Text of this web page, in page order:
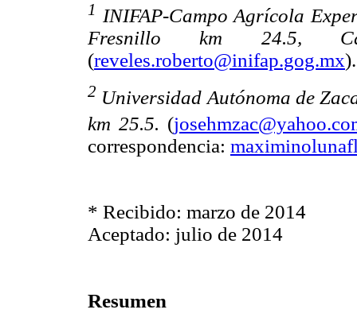
1 INIFAP-Campo Agrícola
Fresnillo km 24.5,
(reveles.roberto@inifap.gog.mx).
2 Universidad Autónoma de
km 25.5. (
correspondencia:
* Recibido: marzo de 2014
Aceptado: julio de 2014
Resumen